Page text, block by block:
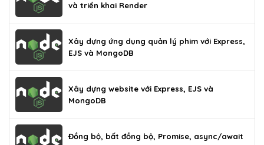
và triển khai Render
Xây dựng ứng dụng quản lý phim với Express,
EJS và MongoDB
Xây dựng website với Express, EJS và
MongoDB
Đồng bộ, bất đồng bộ, Promise, async/await